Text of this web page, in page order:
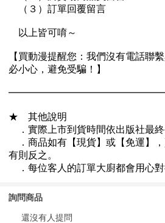
詢問商品
還沒有人提問